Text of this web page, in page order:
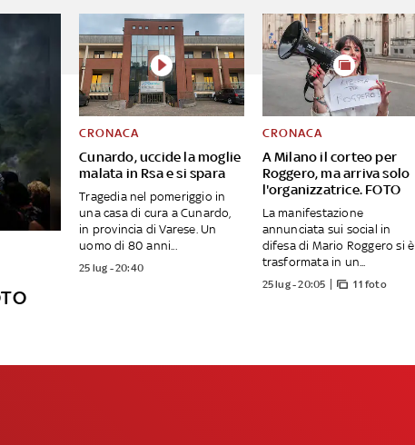
Cunardo, uccide la moglie
malata in Rsa e si spara
CRONACA
Tragedia nel pomeriggio in
una casa di cura a Cunardo,
in provincia di Varese. Un
uomo di 80 anni...
25 lug - 20:40
A Milano il corteo per
Roggero, ma arriva solo
l'organizzatrice. FOTO
CRONACA
La manifestazione
annunciata sui social in
difesa di Mario Roggero si è
trasformata in un...
25 lug - 20:05 11 foto